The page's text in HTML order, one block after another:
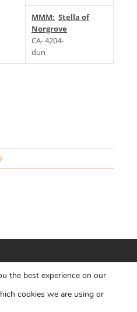
MMM: Stella of
Norgrove
CA- 4204-
dun
Politique de confidentialité
the best experience on our
cookies we are using or